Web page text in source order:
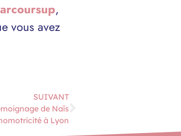
,
vous avez
SUIVANT
de Naïs
à Lyon